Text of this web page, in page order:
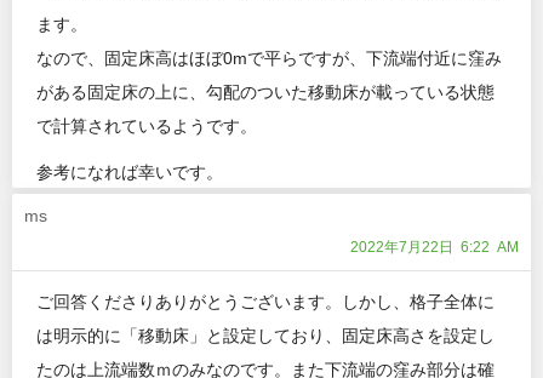
ます。
なので、固定床高はほぼ0mで平らですが、下流端付近に窪み
がある固定床の上に、勾配のついた移動床が載っている状態
で計算されているようです。
参考になれば幸いです。
ms
2022年7月22日 6:22 AM
ご回答くださりありがとうございます。しかし、格子全体に
は明示的に「移動床」と設定しており、固定床高さを設定し
たのは上流端数ｍのみなのです。また下流端の窪み部分は確